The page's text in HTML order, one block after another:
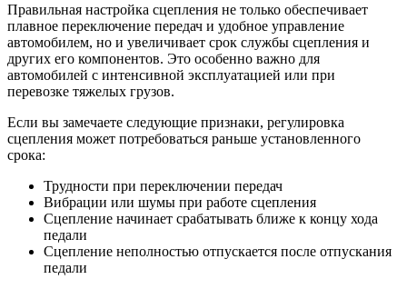
Правильная настройка сцепления не только обеспечивает
плавное переключение передач и удобное управление
автомобилем, но и увеличивает срок службы сцепления и
других его компонентов. Это особенно важно для
автомобилей с интенсивной эксплуатацией или при
перевозке тяжелых грузов.
Если вы замечаете следующие признаки, регулировка
сцепления может потребоваться раньше установленного
срока:
Трудности при переключении передач
Вибрации или шумы при работе сцепления
Сцепление начинает срабатывать ближе к концу хода
педали
Сцепление неполностью отпускается после отпускания
педали